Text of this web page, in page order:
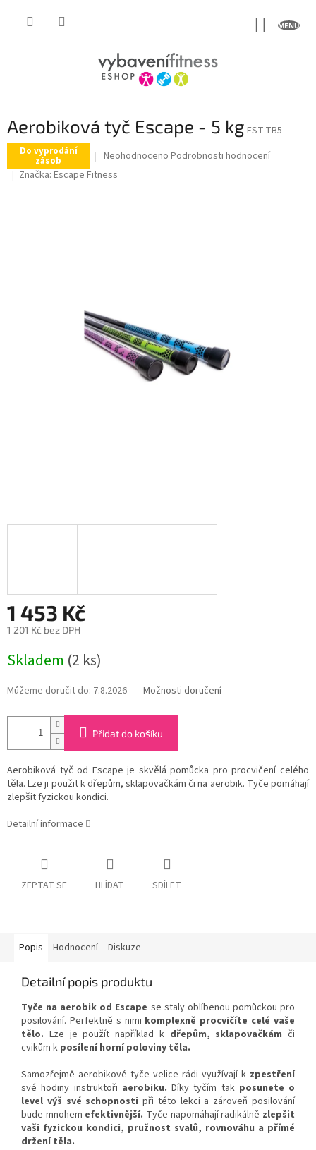
Aerobiková tyč Escape - 5 kg EST-TB5
Do vyprodání
zásob
Průměrné
produktu
Neohodnoceno Podrobnosti hodnocení
Značka: Escape Fitness
1 453 Kč
1 201 Kč bez DPH
cena:
Skladem (2 ks)
Můžeme doručit do: 7.8.2026 Možnosti doručení
Přidat do košíku
Aerobiková tyč od Escape je skvělá pomůcka pro procvičení celého
těla. Lze ji použit k dřepům, sklapovačkám či na aerobik. Tyče pomáhají
zlepšit fyzickou kondici.
Detailní informace
ZEPTAT SE HLÍDAT SDÍLET
Popis Hodnocení Diskuze
Detailní popis produktu
Tyče na aerobik od Escape se staly oblíbenou pomůckou pro
posilování. Perfektně s nimi komplexně procvičíte celé vaše
tělo. Lze je použít například k dřepům, sklapovačkám či
cvikům k posílení horní poloviny těla.
Samozřejmě aerobikové tyče velice rádi využívají k zpestření
své hodiny instruktoři aerobiku. Díky tyčím tak posunete o
level výš své schopnosti při této lekci a zároveň posilování
bude mnohem efektivnější. Tyče napomáhají radikálně zlepšit
vaši fyzickou kondici, pružnost svalů, rovnováhu a přímé
držení těla.